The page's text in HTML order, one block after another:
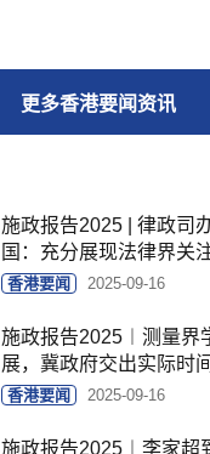
更多香港要闻资讯
施政报告2025 | 律政司
国：充分展现法律界关
香港要闻 2025-09-16
施政报告2025︱测量界
展，冀政府交出实际时
香港要闻 2025-09-16
施政报告2025︱李家超